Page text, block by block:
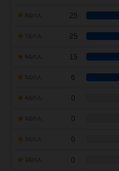
25
7点の人 25
15
6
0
0
0
0